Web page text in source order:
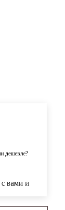
дешевле?
вами и